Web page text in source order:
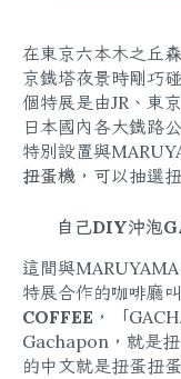
在東京六本木之丘
京鐵塔夜景時剛巧碰
個特展是由JR、東
日本國內各大鐵路
特別設置與
扭蛋機 ，可以抽選
自己DIY沖泡
這間與MARUYAMA
特展合作的咖啡廳叫
COFFEE ，「
Gachapon，就是
的中文就是扭蛋扭